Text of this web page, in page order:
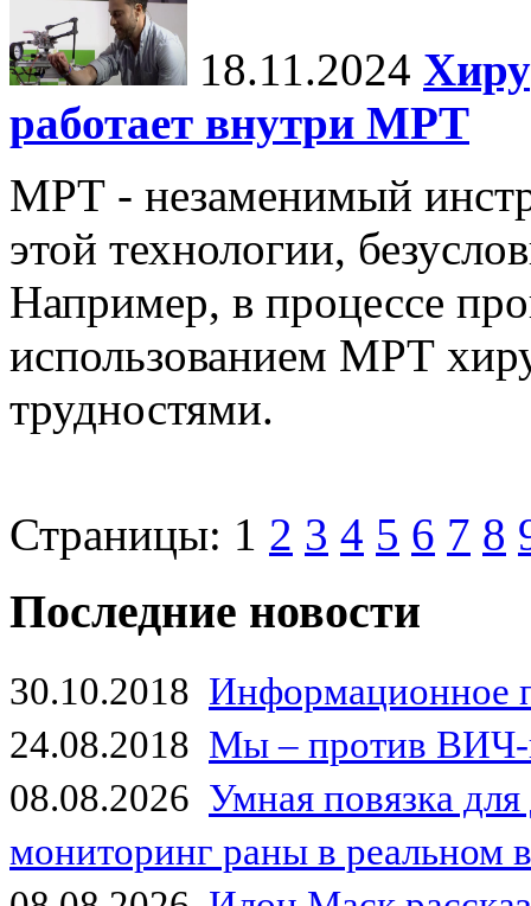
18.11.2024
работает внутри МРТ
МРТ - незаменимый
этой технологии,
Например, в процессе
использованием МРТ
трудностями.
Страницы: 1 2 3 4 5 6 7 8
Последние новости
30.10.2018 Информационное
24.08.2018 Мы – против
08.08.2026 Умная повязка
мониторинг раны в реальном